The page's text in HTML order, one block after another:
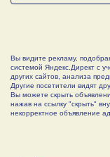
Вы видите рекламу,
системой Яндекс.Директ с
других сайтов, анализа
Другие посетители видят
Вы можете скрыть
нажав на ссылку "скрыть"
некорректное объявление